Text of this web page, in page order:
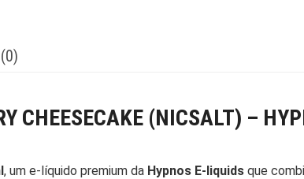
CHEESECAKE (NICSALT) –
, um e-líquido premium da Hypnos E-liquids que